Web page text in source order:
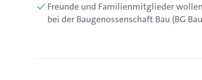
Freunde und Familienmitglieder
bei der Baugenossenschaft Bau (BG